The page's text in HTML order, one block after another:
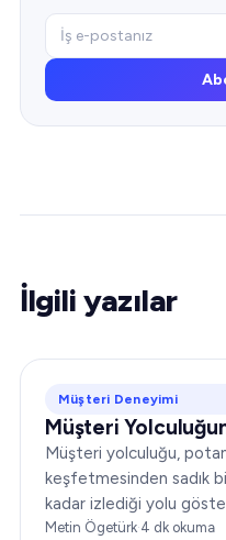
İlgili yazılar
Müşteri Deneyimi
Müşteri
Müşteri yolculuğu,
keşfetmesinden sadık
kadar izlediği yolu
benzetilebilir.
Metin Ögetürk·4 dk okuma